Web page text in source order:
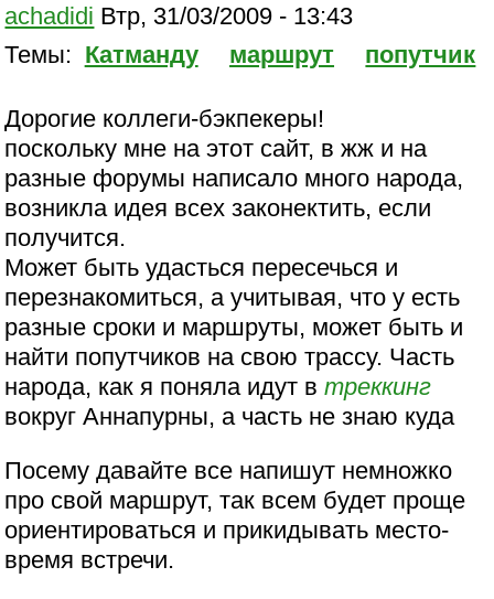
achadidi Втр, 31/03/2009 - 13:43
Темы: Катманду маршрут попутчик
Дорогие коллеги-бэкпекеры!
поскольку мне на этот сайт, в жж и на
разные форумы написало много народа,
возникла идея всех законектить, если
получится.
Может быть удасться пересечься и
перезнакомиться, а учитывая, что у есть
разные сроки и маршруты, может быть и
найти попутчиков на свою трассу. Часть
народа, как я поняла идут втреккинг
вокруг Аннапурны, а часть не знаю куда
Посему давайте все напишут немножко
про свой маршрут, так всем будет проще
ориентироваться и прикидывать место-
время встречи.